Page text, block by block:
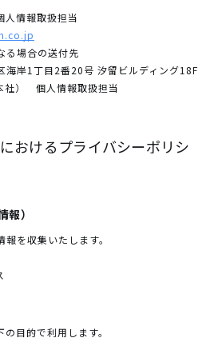
情報取扱担当
る場合の送付先
海岸1丁目2番20号 汐留ビルディング18F
社） 個人情報取扱担当
おけるプライバシーポリシ
）
を収集いたします。
目的で利用します。